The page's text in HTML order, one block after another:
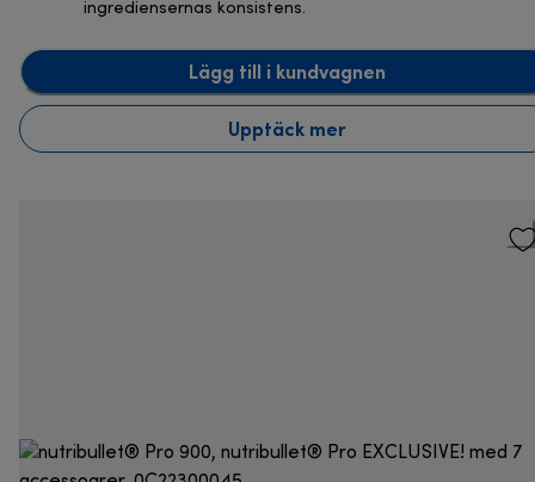
ingrediensernas konsistens.
Lägg till i kundvagnen
Upptäck mer